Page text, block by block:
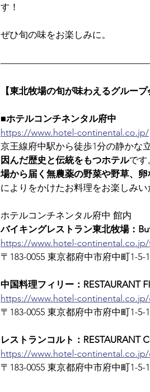
す！
ぜひ旬の味をお楽しみに。
【東北牧場の旬が味わえるグループ
■ホテルコンチネンタル府中
https://www.hotel-continental.co.jp/
京王線府中駅から徒歩1分の静かな
因んだ歴史と伝統をもつホテルです
場から届く無農薬の野菜や野草、
によりをかけたお料理をお楽しみい
ホテルコンチネンタル府中 館内
バイキングレストラン東北牧場：
https://www.hotel-
〒183-0055 東京都府中市府中町1-5-
中国料理フィリー：RESTAURANT
https://www.hotel-
〒183-0055 東京都府中市府中町1-5-
レストランコルト：RESTAURANT
https://www.hotel-
〒183-0055 東京都府中市府中町1-5-